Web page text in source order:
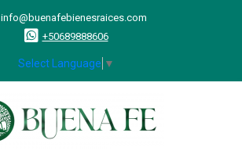
info@buenafebienesraices.com
+50689888606
Select Language ▼